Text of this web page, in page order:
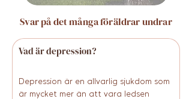
Svar på det många föräldrar undrar
Vad är depression?
Depression är en allvarlig sjukdom som
är mycket mer än att vara ledsen